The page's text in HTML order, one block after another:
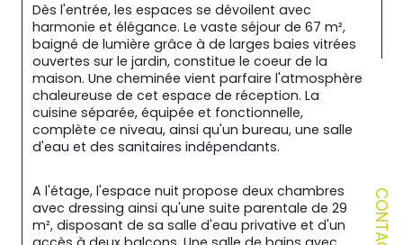
CONTACT
Dès l'entrée, les espaces se dévoilent avec
harmonie et élégance. Le vaste séjour de 67 m²,
baigné de lumière grâce à de larges baies vitrées
ouvertes sur le jardin, constitue le coeur de la
maison. Une cheminée vient parfaire l'atmosphère
chaleureuse de cet espace de réception. La
cuisine séparée, équipée et fonctionnelle,
complète ce niveau, ainsi qu'un bureau, une salle
d'eau et des sanitaires indépendants.
A l'étage, l'espace nuit propose deux chambres
avec dressing ainsi qu'une suite parentale de 29
m², disposant de sa salle d'eau privative et d'un